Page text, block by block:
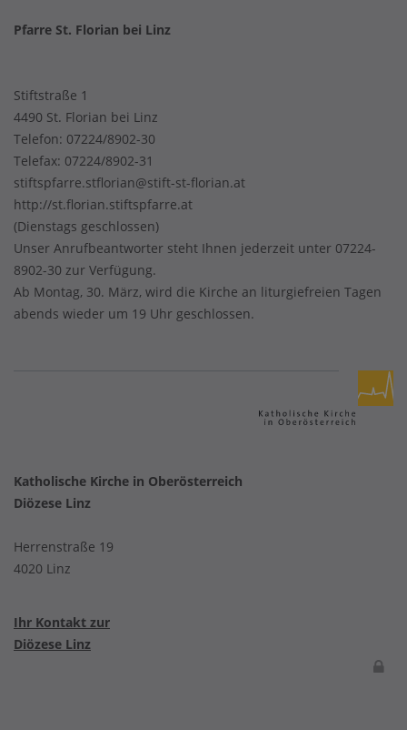
Pfarre St. Florian bei Linz
Stiftstraße 1
4490 St. Florian bei Linz
Telefon: 07224/8902-30
Telefax: 07224/8902-31
stiftspfarre.stflorian@stift-st-florian.at
http://st.florian.stiftspfarre.at
(Dienstags geschlossen)
Unser Anrufbeantworter steht Ihnen jederzeit unter 07224-
8902-30 zur Verfügung.
Ab Montag, 30. März, wird die Kirche an liturgiefreien Tagen
abends wieder um 19 Uhr geschlossen.
Katholische Kirche in Oberösterreich
Diözese Linz
Herrenstraße 19
4020 Linz
Ihr Kontakt zur
Diözese Linz